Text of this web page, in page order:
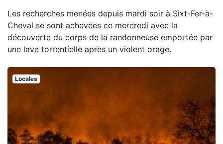
Les recherches menées depuis mardi soir à Sixt-Fer-à-
Cheval se sont achevées ce mercredi avec la
découverte du corps de la randonneuse emportée par
une lave torrentielle après un violent orage.
Locales